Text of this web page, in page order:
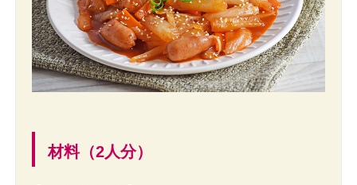
材料（2人分）